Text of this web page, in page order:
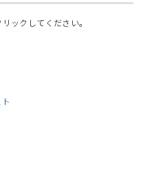
ックしてください。